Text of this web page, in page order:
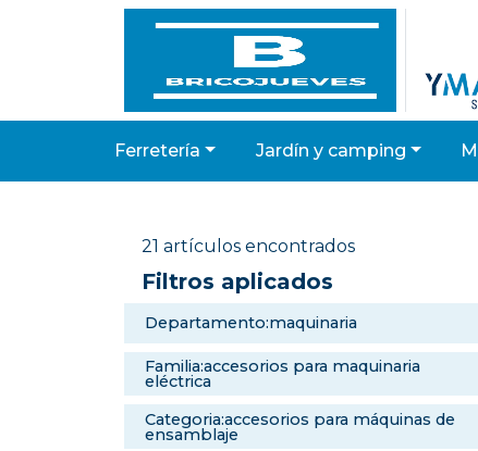
ferretería jardín y camping
21 artículos encontrados
Filtros aplicados
departamento:maquinaria
familia:accesorios para maquinaria
eléctrica
categoria:accesorios para máquinas de
ensamblaje